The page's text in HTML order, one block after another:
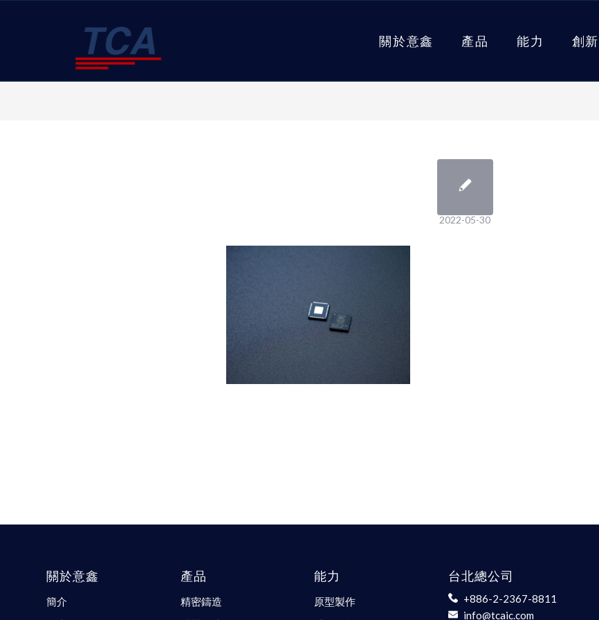
關於意鑫 產品 能力 創新
2022-05-30
關於意鑫
簡介
產品
精密鑄造
能力
原型製作
台北總公司
+886-2-2367-8811
info@tcaic.com